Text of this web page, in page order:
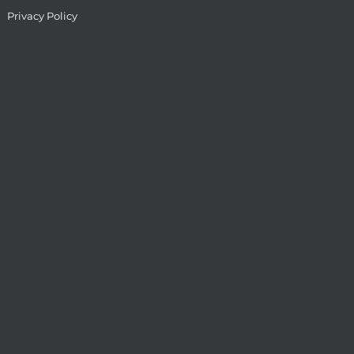
Privacy Policy